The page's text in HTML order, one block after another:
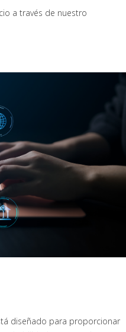
a través de nuestro
diseñado para proporcionar